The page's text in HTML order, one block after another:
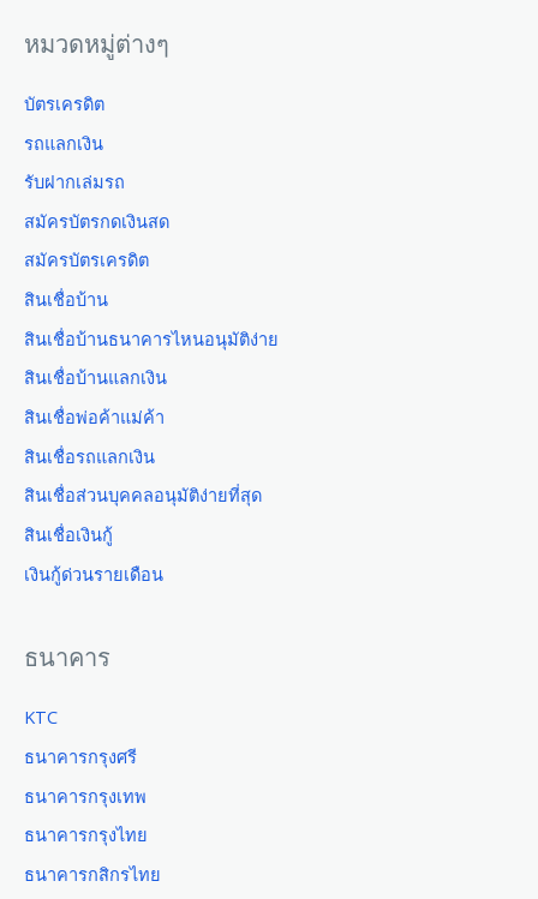
หมวดหมู่ต่างๆ
บัตรเครดิต
รถแลกเงิน
รับฝากเล่มรถ
สมัครบัตรกดเงินสด
สมัครบัตรเครดิต
สินเชื่อบ้าน
สินเชื่อบ้านธนาคารไหนอนุมัติง่าย
สินเชื่อบ้านแลกเงิน
สินเชื่อพ่อค้าแม่ค้า
สินเชื่อรถแลกเงิน
สินเชื่อส่วนบุคคลอนุมัติง่ายที่สุด
สินเชื่อเงินกู้
เงินกู้ด่วนรายเดือน
ธนาคาร
KTC
ธนาคารกรุงศรี
ธนาคารกรุงเทพ
ธนาคารกรุงไทย
ธนาคารกสิกรไทย